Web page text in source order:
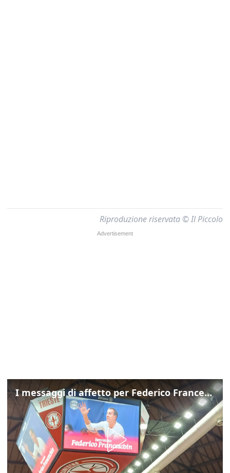
Riproduzione riservata © Il Piccolo
I messaggi di affetto per Federico Franceschin: così il mondo del basket gli è stato accanto fino all’ultimo